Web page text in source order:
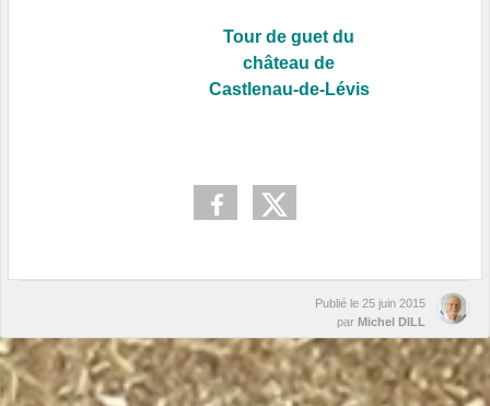
Tour de guet du
château de
Castlenau-de-Lévis
Publié le 25 juin 2015
par Michel DILL